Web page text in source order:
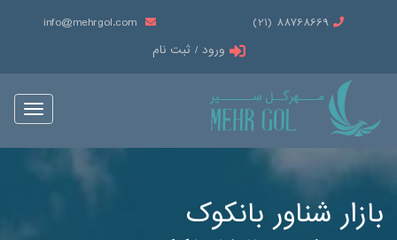
88768669 (21)
info@mehrgol.com
ورود / ثبت نام
Toggle
بازار شناور بانکوک